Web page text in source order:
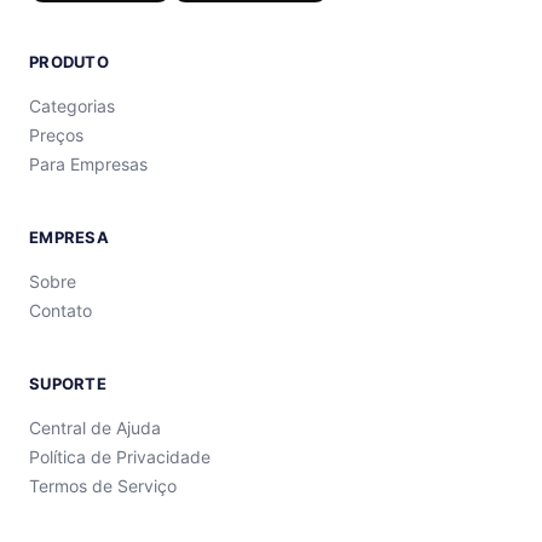
PRODUTO
Categorias
Preços
Para Empresas
EMPRESA
Sobre
Contato
SUPORTE
Central de Ajuda
Política de Privacidade
Termos de Serviço